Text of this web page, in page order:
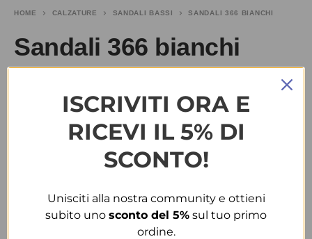
HOME CALZATURE SANDALI BASSI SANDALI 366 BIANCHI
Sandali 366 bianchi
39 40 41
COLORE
ISCRIVITI ORA E
RICEVI IL 5% DI
SCONTO!
Unisciti alla nostra community e ottieni
subito uno sconto del 5% sul tuo primo
ordine.